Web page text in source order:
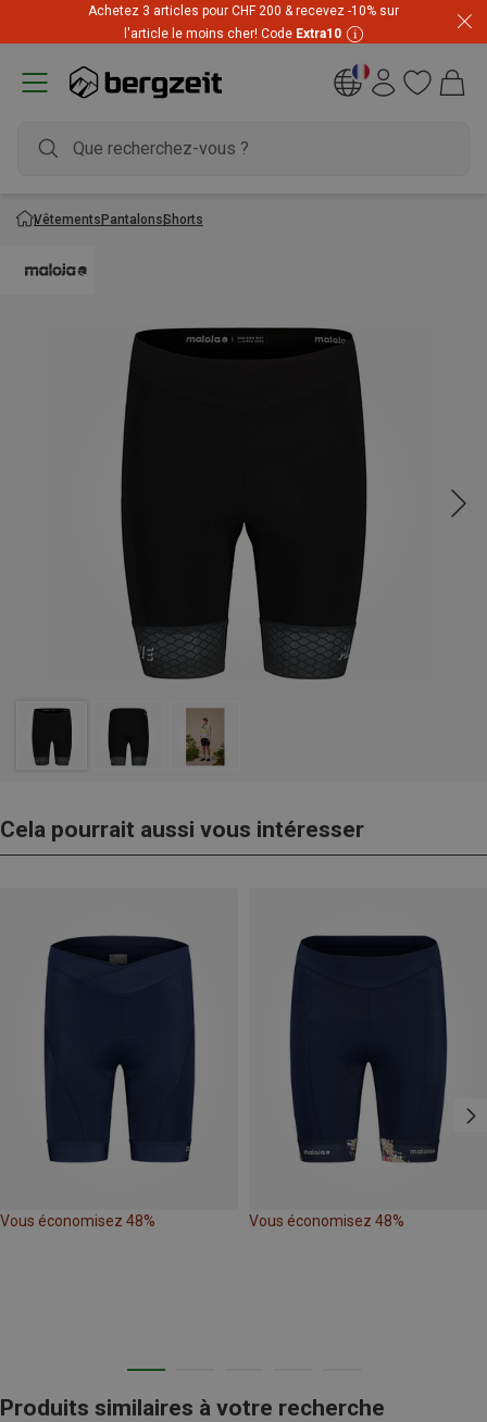
Prix imbattables ! Jusqu'à -60 % pendant les soldes d'été
Achetez 3 articles pour CHF 200 & recevez -10% sur
l'article le moins cher! Code Extra10
VêtementsPantalonsShorts
Cela pourrait aussi vous intéresser
Vous économisez 48% Vous économisez 48%
Produits similaires à votre recherche